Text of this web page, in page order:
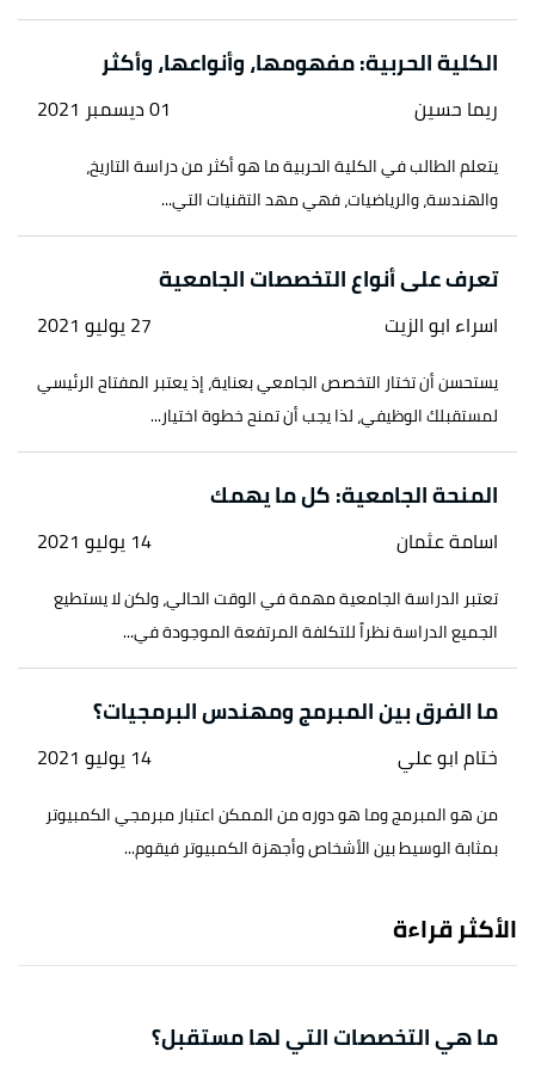
السنة الأولى بكليات محافظة عفيف وعلاقتها
بمستواهم
↑
Daniel Higginbotham (2020),
"Money-saving tips
for students"
, Retrieved 27/6/2021.
Edited.
↑"كيف أساعد ابني في التغلب على الاكتئاب خلال فترة
عليه بتاريخ 27/6/2021. بتصرّف.
الكلية الحربية: مفهومها، وأنواعها، وأكثر
ريما حسين 01 ديسمبر 2021
يتعلم الطالب في الكلية الحربية ما هو أكثر من دراسة التاريخ،
والهندسة، والرياضيات، فهي مهد التقنيات التي...
تعرف على أنواع التخصصات الجامعية
اسراء ابو الزيت 27 يوليو 2021
يستحسن أن تختار التخصص الجامعي بعناية، إذ يعتبر المفتاح الرئيسي
لمستقبلك الوظيفي، لذا يجب أن تمنح خطوة اختيار...
المنحة الجامعية: كل ما يهمك
اسامة عثمان 14 يوليو 2021
تعتبر الدراسة الجامعية مهمة في الوقت الحالي، ولكن لا يستطيع
الجميع الدراسة نظراً للتكلفة المرتفعة الموجودة في...
ما الفرق بين المبرمج ومهندس البرمجيات؟
ختام ابو علي 14 يوليو 2021
من هو المبرمج وما هو دوره من الممكن اعتبار مبرمجي الكمبيوتر
بمثابة الوسيط بين الأشخاص وأجهزة الكمبيوتر فيقوم...
الأكثر قراءة
ما هي التخصصات التي لها مستقبل؟